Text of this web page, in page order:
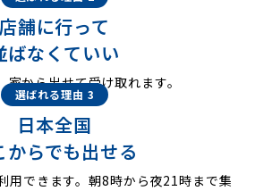
店舗に行って
ばなくていい
家から出せて受け取れます。
選ばれる理由 3
日本全国
からでも出せる
用できます。朝8時から夜21時まで集